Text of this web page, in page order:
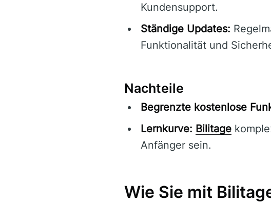
Kundensupport.
Ständige Updates:
Funktionalität und
Nachteile
Begrenzte kostenlose
Lernkurve: Bilitage
Anfänger sein.
Wie Sie mit